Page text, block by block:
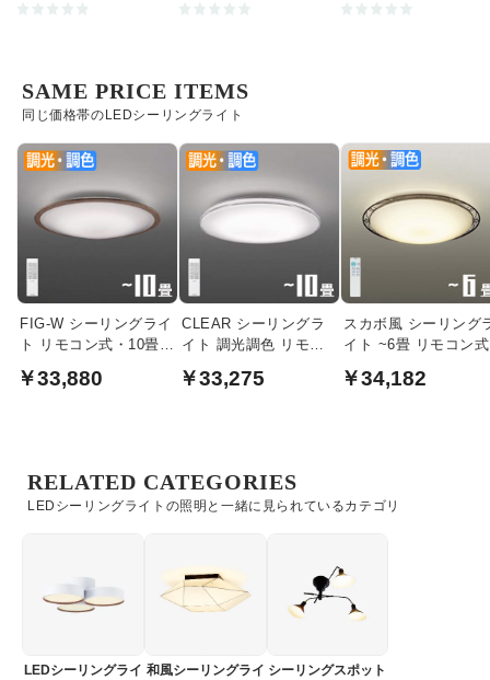
同じ価格帯のLEDシーリングライト
SAME PRICE ITEMS
FIG-W シーリングライ
ト リモコン式・10畳｜
￥33,880
CLEAR シーリングラ
イト 調光調色 リモコ
￥33,275
スカボ風 シーリング
イト ~6畳 リモコン式
￥34,182
LEDシーリングライトの照明と一緒に見られているカテゴリ
RELATED CATEGORIES
LEDシーリングライ 和風シーリングライ シーリングスポット